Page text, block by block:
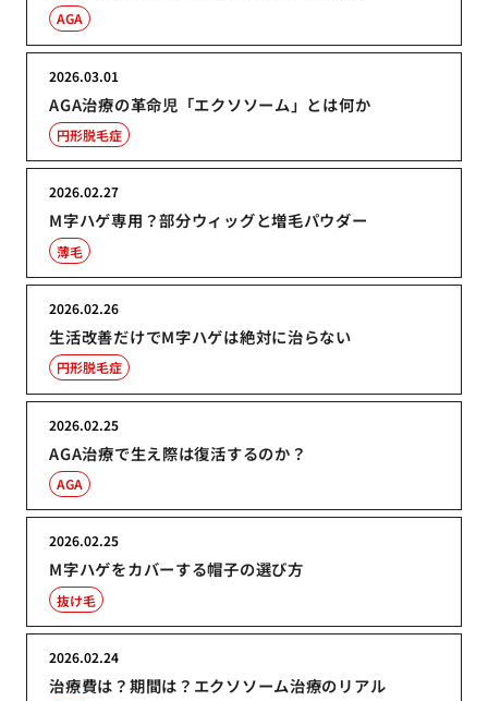
AGA
AGA治療の革命児「エクソソーム」とは何か
2026.03.01
円形脱毛症
M字ハゲ専用？部分ウィッグと増毛パウダー
2026.02.27
薄毛
生活改善だけでM字ハゲは絶対に治らない
2026.02.26
円形脱毛症
AGA治療で生え際は復活するのか？
2026.02.25
AGA
M字ハゲをカバーする帽子の選び方
2026.02.25
抜け毛
治療費は？期間は？エクソソーム治療のリアル
2026.02.24